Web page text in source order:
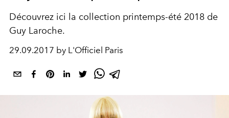
Découvrez ici la collection printemps-été 2018 de
Guy Laroche.
29.09.2017 by L'Officiel Paris